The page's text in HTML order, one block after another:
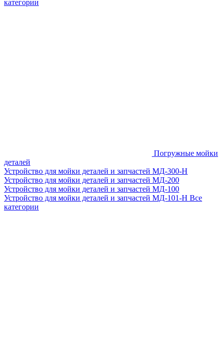
категории
Погружные мойки
деталей
Устройство для мойки деталей и запчастей МД-300-H
Устройство для мойки деталей и запчастей МД-200
Устройство для мойки деталей и запчастей МД-100
Устройство для мойки деталей и запчастей МД-101-Н Все
категории